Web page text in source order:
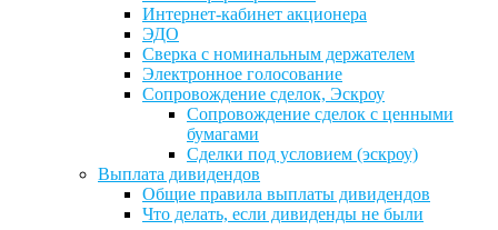
Интернет-кабинет акционера
ЭДО
Сверка с номинальным держателем
Электронное голосование
Сопровождение сделок, Эскроу
Сопровождение сделок с ценными
бумагами
Сделки под условием (эскроу)
Выплата дивидендов
Общие правила выплаты дивидендов
Что делать, если дивиденды не были